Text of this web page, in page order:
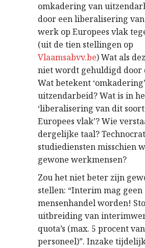
omkadering van
door een liberalisering
werk op Europees vlak
(uit de tien stellingen op
Vlaamsabvv.be) Wat als
niet wordt gehuldigd door
Wat betekent
uitzendarbeid? Wat is in
‘liberalisering van dit
Europees vlak’? Wie
dergelijke taal?
studiediensten misschien
gewone werkmensen?
Zou het niet beter zijn
stellen: “Interim mag geen
mensenhandel worden!
uitbreiding van
quota’s (max. 5 procent
personeel)”. Inzake